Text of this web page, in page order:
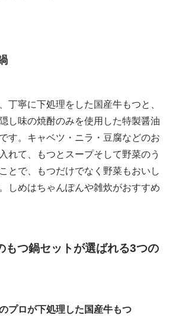
丁寧に下処理をした国産牛もつと、
し味の焼酎のみを使用した特製醤油
す。キャベツ・ニラ・豆腐などのお
れて、もつとスープそして野菜のう
とで、もつだけでなく野菜もおいし
しめはちゃんぽんや雑炊がおすすめ
もつ鍋セットが選ばれる3つの
プロが下処理した国産牛もつ